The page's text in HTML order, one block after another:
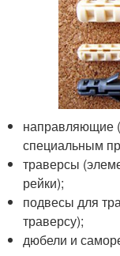
направляющие
специальным
траверсы
рейки);
подвесы для
траверсу);
дюбели и